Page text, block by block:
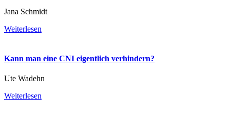
Jana Schmidt
Weiterlesen
Kann man eine CNI eigentlich verhindern?
Ute Wadehn
Weiterlesen